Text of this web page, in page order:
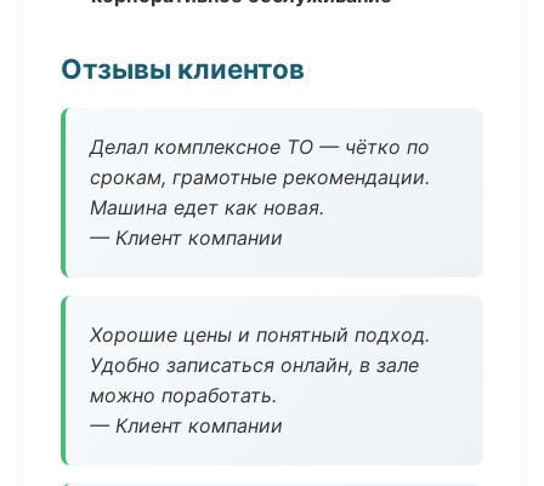
Отзывы клиентов
Делал комплексное ТО — чётко по
срокам, грамотные рекомендации.
Машина едет как новая.
— Клиент компании
Хорошие цены и понятный подход.
Удобно записаться онлайн, в зале
можно поработать.
— Клиент компании